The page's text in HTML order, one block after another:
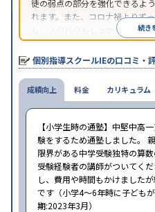
徒の弱点の部分を強化できるよ
れます。また、コロナ禍よりず
し、ノウハウもしっかりとして
な個別指導塾です。
続き
個別指導スクールIEの口コミ・
成績向上
【小学生時の通塾】中堅中高
験をするため通塾しました。
限界がある中学受験独特の算
受験経験者の講師がついてく
し、費用や時間もかけました
です（小学4〜6年時に子ども
期:2023年3月）
料金 カリキュラム